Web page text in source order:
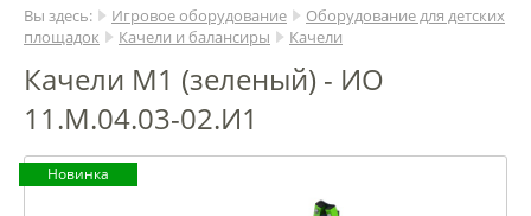
Вы здесь: Игровое оборудование
Оборудование для детских
площадок
Качели и балансиры Качели
Качели М1 (зеленый) - ИО
11.М.04.03-02.И1
Новинка